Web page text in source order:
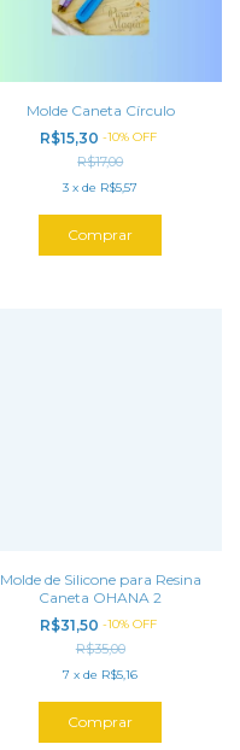
Molde Caneta Círculo
R$15,30 -10% OFF
R$17,00
3 xde R$5,57
Molde de Silicone para Resina
Caneta OHANA 2
R$31,50 -10% OFF
R$35,00
7 xde R$5,16